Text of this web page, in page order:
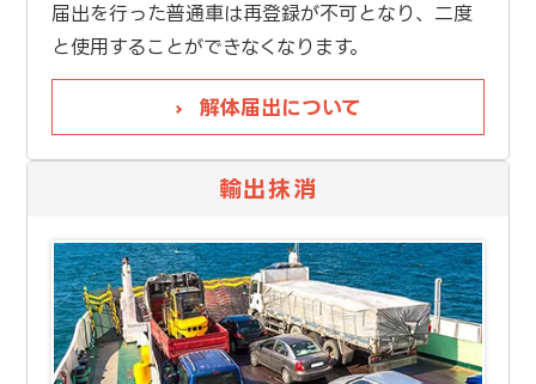
届出を行った普通車は再登録が不可となり、二度
と使用することができなくなります。
解体届出について
輸出抹消